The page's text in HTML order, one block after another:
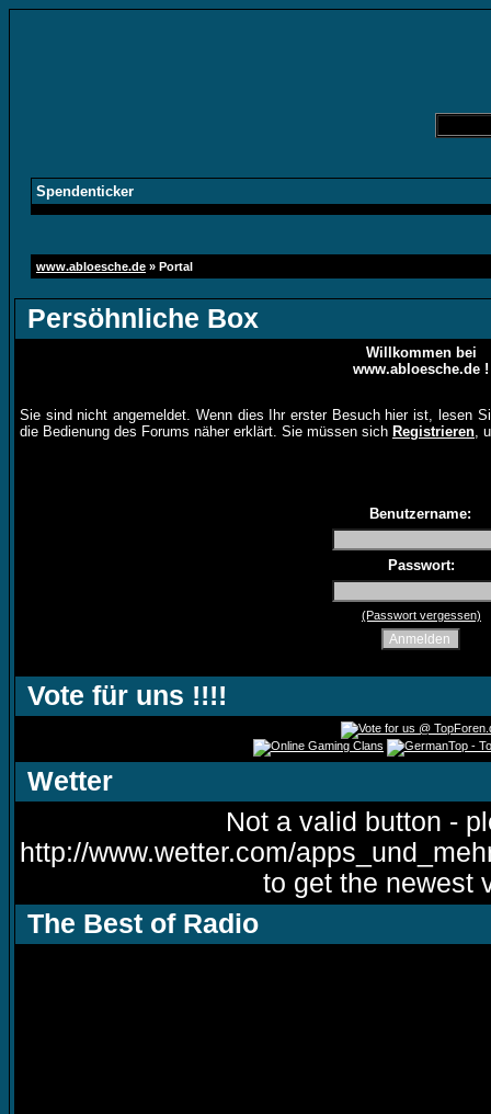
Spendenticker
www.abloesche.de » Portal
Persöhnliche Box
Willkommen bei
www.abloesche.de !
Sie sind nicht angemeldet. Wenn dies Ihr erster Besuch hier ist, lesen
die Bedienung des Forums näher erklärt. Sie müssen sich Registrieren,
Benutzername:
Passwort:
(Passwort vergessen)
Vote für uns !!!!
Wetter
Not a valid button -
http://www.wetter.com/
to get the newest
The Best of Radio